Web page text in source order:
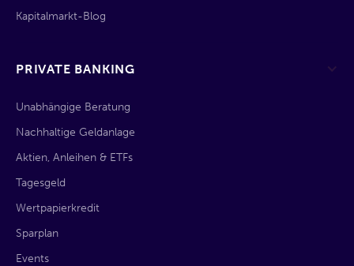
Kapitalmarkt-Blog
PRIVATE BANKING
Unabhängige Beratung
Nachhaltige Geldanlage
Aktien, Anleihen & ETFs
Tagesgeld
Wertpapierkredit
Sparplan
Events